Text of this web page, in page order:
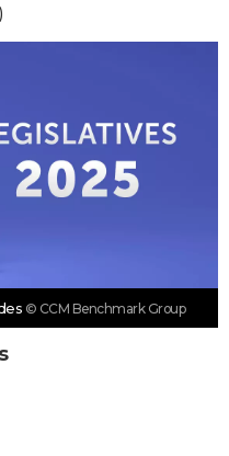
© CCM Benchmark Group